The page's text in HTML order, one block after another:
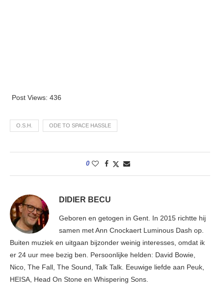
Post Views: 436
O.S.H. ODE TO SPACE HASSLE
0
DIDIER BECU
Geboren en getogen in Gent. In 2015 richtte hij
samen met Ann Cnockaert Luminous Dash op.
Buiten muziek en uitgaan bijzonder weinig interesses, omdat ik
er 24 uur mee bezig ben. Persoonlijke helden: David Bowie,
Nico, The Fall, The Sound, Talk Talk. Eeuwige liefde aan Peuk,
HEISA, Head On Stone en Whispering Sons.